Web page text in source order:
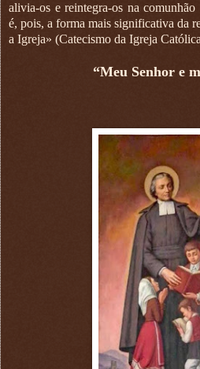
alivia-os e reintegra-os na
é, pois, a forma mais significativa da
a Igreja» (Catecismo da Igreja
“Meu Senhor e